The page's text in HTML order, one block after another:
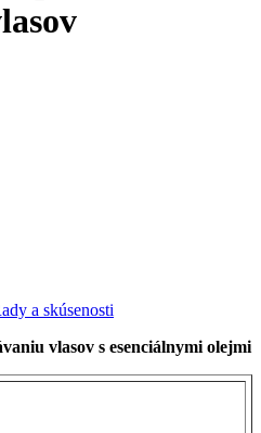
a skúsenosti
vlasov s esenciálnymi olejmi